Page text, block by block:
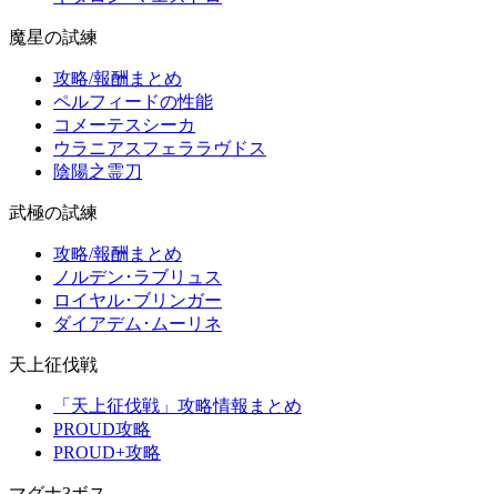
魔星の試練
攻略/報酬まとめ
ペルフィードの性能
コメーテスシーカ
ウラニアスフェララヴドス
陰陽之霊刀
武極の試練
攻略/報酬まとめ
ノルデン･ラブリュス
ロイヤル･ブリンガー
ダイアデム･ムーリネ
天上征伐戦
「天上征伐戦」攻略情報まとめ
PROUD攻略
PROUD+攻略